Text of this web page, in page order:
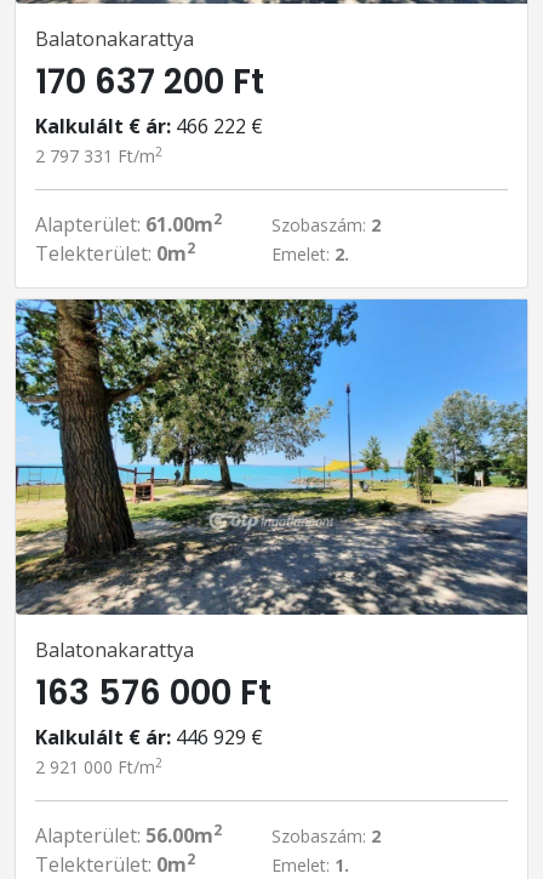
Balatonakarattya
170 637 200 Ft
Kalkulált € ár: 466 222 €
2 797 331 Ft/m2
Alapterület: 61.00m2
Telekterület: 0m2
Szobaszám: 2
Emelet: 2.
Balatonakarattya
163 576 000 Ft
Kalkulált € ár: 446 929 €
2 921 000 Ft/m2
Alapterület: 56.00m2
Telekterület: 0m2
Szobaszám: 2
Emelet: 1.